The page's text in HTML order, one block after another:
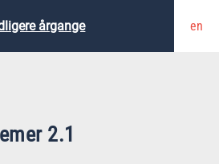
årgange en
2.1